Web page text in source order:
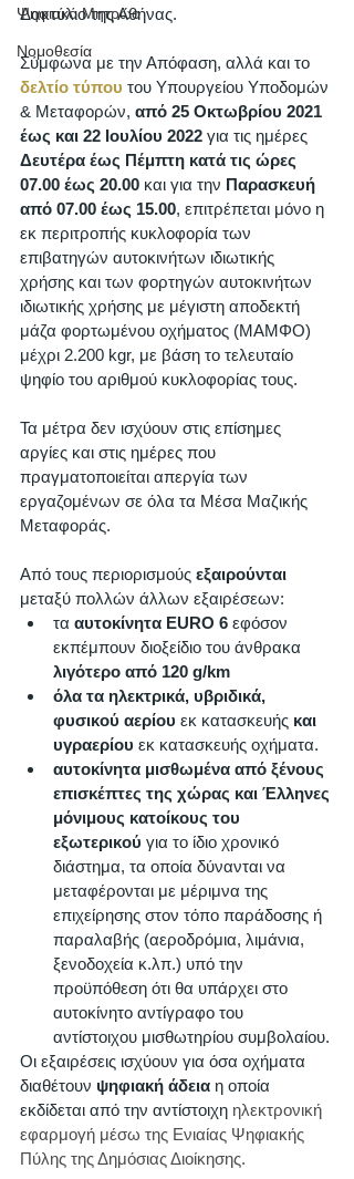
Ψηφιακό Μητρώο
Νομοθεσία
Δακτύλιο της Αθήνας.
Σύμφωνα με την Απόφαση, αλλά και το
δελτίο τύπου του Υπουργείου Υποδομών
& Μεταφορών, από 25 Οκτωβρίου 2021
έως και 22 Ιουλίου 2022 για τις ημέρες
Δευτέρα έως Πέμπτη κατά τις ώρες
07.00 έως 20.00 και για την Παρασκευή
από 07.00 έως 15.00, επιτρέπεται μόνο η
εκ περιτροπής κυκλοφορία των
επιβατηγών αυτοκινήτων ιδιωτικής
χρήσης και των φορτηγών αυτοκινήτων
ιδιωτικής χρήσης με μέγιστη αποδεκτή
μάζα φορτωμένου οχήματος (ΜΑΜΦΟ)
μέχρι 2.200 kgr, με βάση το τελευταίο
ψηφίο του αριθμού κυκλοφορίας τους.
Τα μέτρα δεν ισχύουν στις επίσημες
αργίες και στις ημέρες που
πραγματοποιείται απεργία των
εργαζομένων σε όλα τα Μέσα Μαζικής
Μεταφοράς.
Από τους περιορισμούς εξαιρούνται
μεταξύ πολλών άλλων εξαιρέσεων:
τα αυτοκίνητα EURO 6 εφόσον
εκπέμπουν διοξείδιο του άνθρακα
λιγότερο από 120 g/km
όλα τα ηλεκτρικά, υβριδικά,
φυσικού αερίου εκ κατασκευής και
υγραερίου εκ κατασκευής οχήματα.
αυτοκίνητα μισθωμένα από ξένους
επισκέπτες της χώρας και Έλληνες
μόνιμους κατοίκους του
εξωτερικού για το ίδιο χρονικό
διάστημα, τα οποία δύνανται να
μεταφέρονται με μέριμνα της
επιχείρησης στον τόπο παράδοσης ή
παραλαβής (αεροδρόμια, λιμάνια,
ξενοδοχεία κ.λπ.) υπό την
προϋπόθεση ότι θα υπάρχει στο
αυτοκίνητο αντίγραφο του
αντίστοιχου μισθωτηρίου συμβολαίου.
Οι εξαιρέσεις ισχύουν για όσα οχήματα
διαθέτουν ψηφιακή άδεια η οποία
εκδίδεται από την αντίστοιχη ηλεκτρονική
εφαρμογή μέσω της Ενιαίας Ψηφιακής
Πύλης της Δημόσιας Διοίκησης.